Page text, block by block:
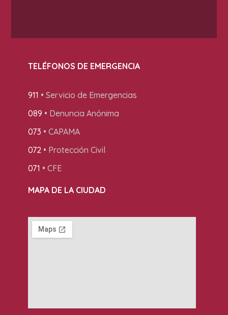
TELÉFONOS DE EMERGENCIA
911 • Servicio de Emergencias
089 • Denuncia Anónima
073 • CAPAMA
072 • Protección Civil
071 • CFE
MAPA DE LA CIUDAD